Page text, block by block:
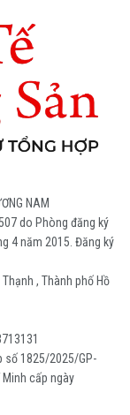
NAM
do Phòng đăng ký
4 năm 2015. Đăng ký
, Thành phố Hồ
số 1825/2025/GP-
Minh cấp ngày